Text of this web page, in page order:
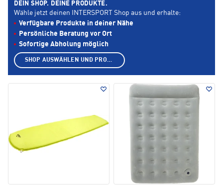
DEIN SHOP. DEINE PRODUKTE.
Wähle jetzt deinen INTERSPORT Shop aus und erhalte:
Verfügbare Produkte in deiner Nähe
Persönliche Beratung vor Ort
Sofortige Abholung möglich
SHOP AUSWÄHLEN UND PRODUKTE ANZEIGEN